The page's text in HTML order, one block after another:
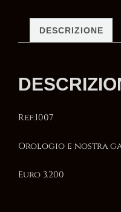
DESCRIZIONE
Ref:1007
Orologio e nostra
Euro 3.200